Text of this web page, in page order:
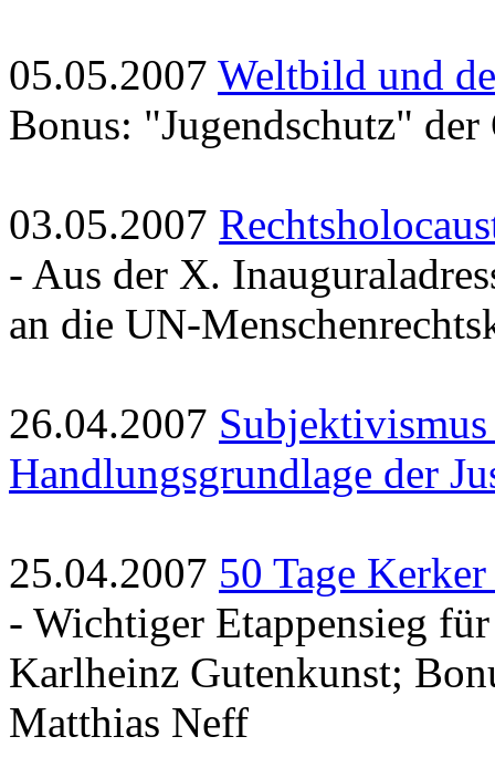
05.05.2007 Weltbild und
Bonus: "Jugendschutz"
03.05.2007
- Aus der X.
an die UN-
26.04.2007
Handlungsgrundlage der
25.04.2007 50 Tage
- Wichtiger Etappensieg
Karlheinz Gutenkunst;
Matthias Neff